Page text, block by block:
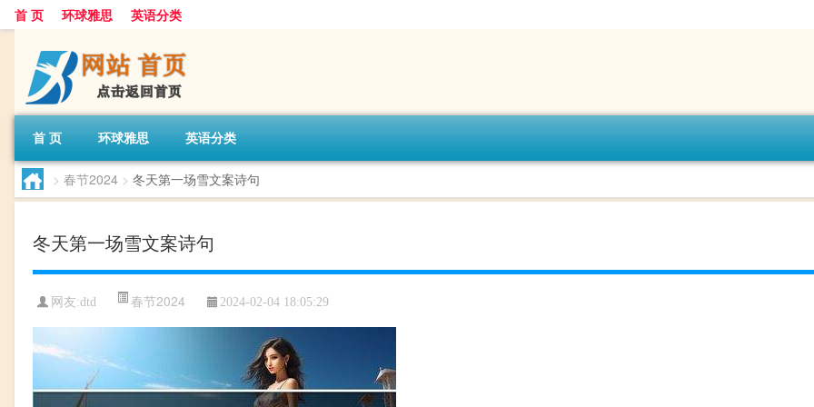
首 页 环球雅思 英语分类
首 页 环球雅思 英语分类
> 春节2024 > 冬天第一场雪文案诗句
冬天第一场雪文案诗句
网友:dtd 春节2024 2024-02-04 18:05:29